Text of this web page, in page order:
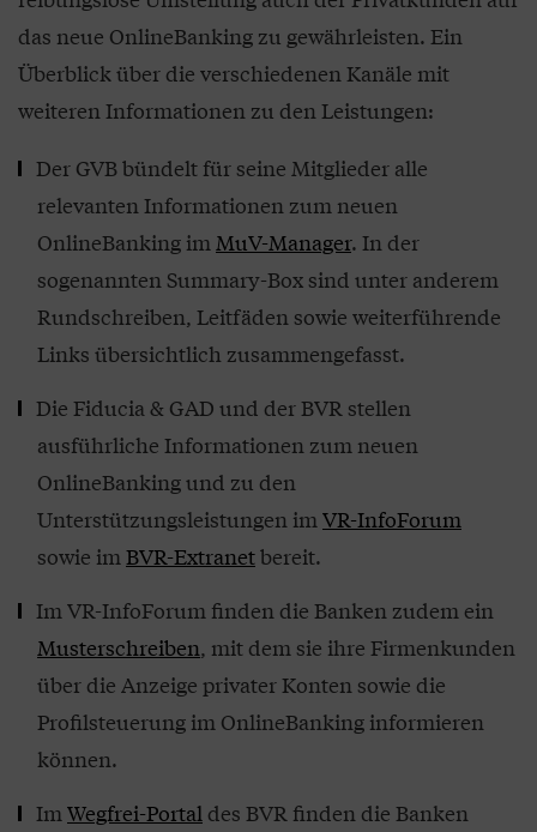
das neue OnlineBanking zu gewährleisten. Ein
Überblick über die verschiedenen Kanäle mit
weiteren Informationen zu den Leistungen:
Der GVB bündelt für seine Mitglieder alle
relevanten Informationen zum neuen
OnlineBanking im MuV-Manager. In der
sogenannten Summary-Box sind unter anderem
Rundschreiben, Leitfäden sowie weiterführende
Links übersichtlich zusammengefasst.
Die Fiducia & GAD und der BVR stellen
ausführliche Informationen zum neuen
OnlineBanking und zu den
Unterstützungsleistungen im VR-InfoForum
sowie im BVR-Extranetbereit.
Im VR-InfoForum finden die Banken zudem ein
Musterschreiben, mit dem sie ihre Firmenkunden
über die Anzeige privater Konten sowie die
Profilsteuerung im OnlineBanking informieren
können.
Im Wegfrei-Portal des BVR finden die Banken